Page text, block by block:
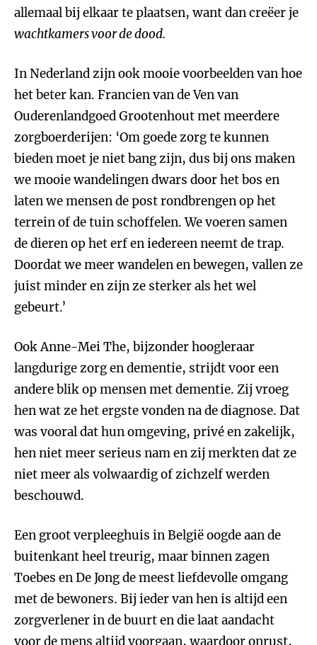
allemaal bij elkaar te plaatsen, want dan creëer je
wachtkamers voor de dood.
In Nederland zijn ook mooie voorbeelden van hoe
het beter kan. Francien van de Ven van
Ouderenlandgoed Grootenhout met meerdere
zorgboerderijen: ‘Om goede zorg te kunnen
bieden moet je niet bang zijn, dus bij ons maken
we mooie wandelingen dwars door het bos en
laten we mensen de post rondbrengen op het
terrein of de tuin schoffelen. We voeren samen
de dieren op het erf en iedereen neemt de trap.
Doordat we meer wandelen en bewegen, vallen ze
juist minder en zijn ze sterker als het wel
gebeurt.’
Ook Anne-Mei The, bijzonder hoogleraar
langdurige zorg en dementie, strijdt voor een
andere blik op mensen met dementie. Zij vroeg
hen wat ze het ergste vonden na de diagnose. Dat
was vooral dat hun omgeving, privé en zakelijk,
hen niet meer serieus nam en zij merkten dat ze
niet meer als volwaardig of zichzelf werden
beschouwd.
Een groot verpleeghuis in België oogde aan de
buitenkant heel treurig, maar binnen zagen
Toebes en De Jong de meest liefdevolle omgang
met de bewoners. Bij ieder van hen is altijd een
zorgverlener in de buurt en die laat aandacht
voor de mens altijd voorgaan, waardoor onrust,